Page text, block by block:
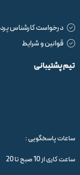
درخواست کارشناس
قوانین و شرایط
تیم پشتیبانی
ساعات پاسخگویی :
ساعت کاری از 10 صبح تا 20